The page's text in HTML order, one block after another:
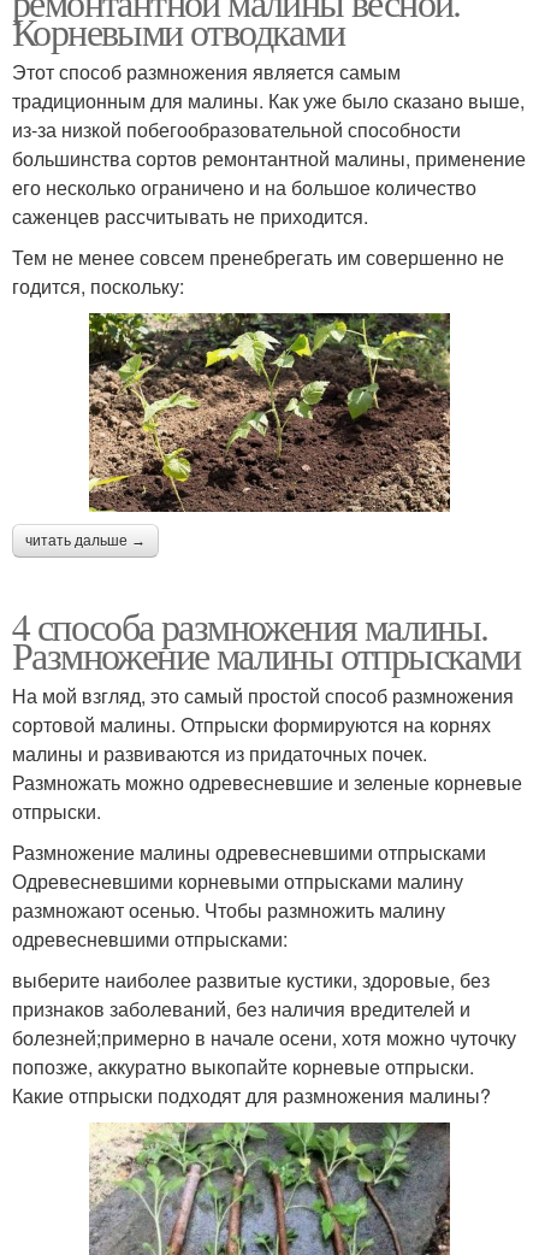
Корневыми отводками
Этот способ размножения является самым
традиционным для малины. Как уже было сказано выше,
из-за низкой побегообразовательной способности
большинства сортов ремонтантной малины, применение
его несколько ограничено и на большое количество
саженцев рассчитывать не приходится.
Тем не менее совсем пренебрегать им совершенно не
годится, поскольку:
читать дальше →
4 способа размножения малины.
Размножение малины отпрысками
На мой взгляд, это самый простой способ размножения
сортовой малины. Отпрыски формируются на корнях
малины и развиваются из придаточных почек.
Размножать можно одревесневшие и зеленые корневые
отпрыски.
Размножение малины одревесневшими отпрысками
Одревесневшими корневыми отпрысками малину
размножают осенью. Чтобы размножить малину
одревесневшими отпрысками:
выберите наиболее развитые кустики, здоровые, без
признаков заболеваний, без наличия вредителей и
болезней;примерно в начале осени, хотя можно чуточку
попозже, аккуратно выкопайте корневые отпрыски.
Какие отпрыски подходят для размножения малины?